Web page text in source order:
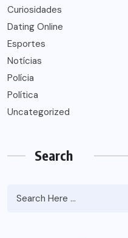
Curiosidades
Dating Online
Esportes
Notícias
Polícia
Política
Uncategorized
Search